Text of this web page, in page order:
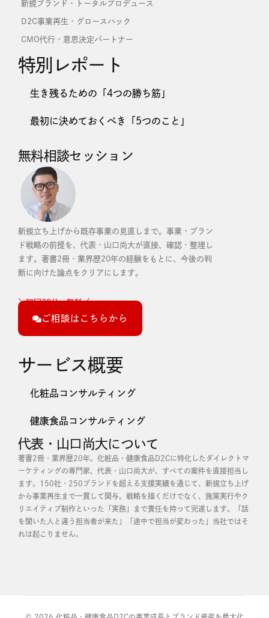
す。この一連の流れを半自動的に仕組み化するのが、マーケ
ティングです。一時的なものではなく、半永久的にお金を生
み出すため、自社にとっての「資産」とも言えるでしょう。
特化型商品で勝負！顧客の心をつかむマーケ
ティング戦略
が、競合の多い業界において「カテゴリーワン」を取ること
は非常に重要な考え方です。 「カテゴリーワン」というの
は、これまでにない新しいカテゴリー＝市場を生み出し、そ
の中で一番になるという考え方です。ビジネス戦略、特にダ
記事を読む +